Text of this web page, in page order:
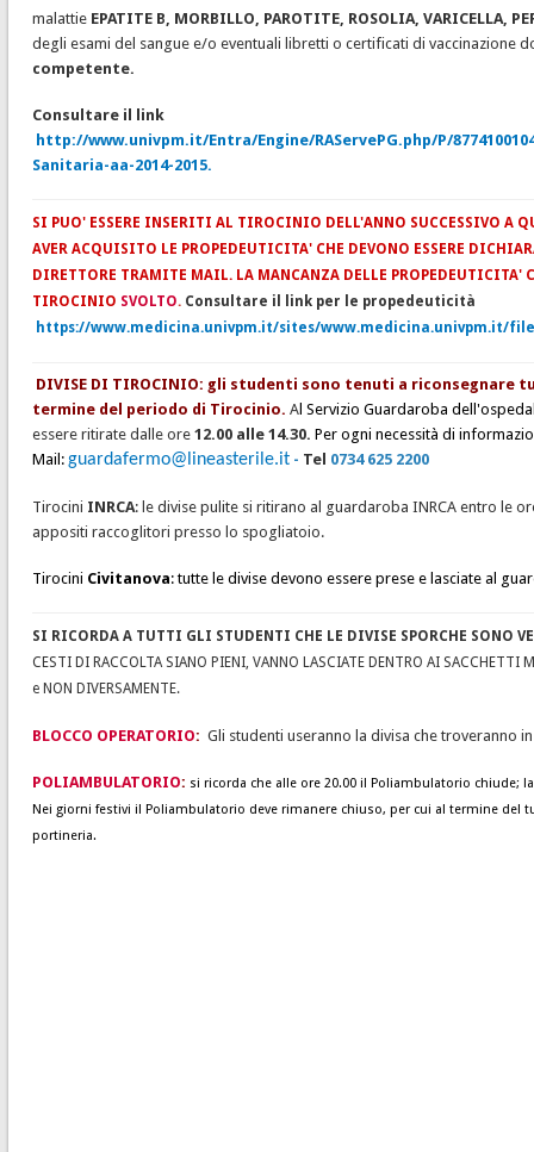
malattie EPATITE B, MORBILLO, PAROTITE, ROSOLIA, VARICELLA,
degli esami del sangue e/o eventuali libretti o certificati di vaccinazione
competente.
Consultare il link
http://www.univpm.it/Entra/Engine/RAServePG.php/P/
Sanitaria-aa-2014-2015.
SI PUO' ESSERE INSERITI AL TIROCINIO DELL'ANNO SUCCESSIVO A
AVER ACQUISITO LE PROPEDEUTICITA' CHE DEVONO ESSERE
DIRETTORE TRAMITE MAIL. LA MANCANZA DELLE PROPEDEUTICITA'
TIROCINIO SVOLTO. Consultare il link per le propedeuticità
https://www.medicina.univpm.it/sites/www.medicina.univpm.it/
DIVISE DI TIROCINIO: gli studenti sono tenuti a riconsegnare
termine del periodo di Tirocinio. Al Servizio Guardaroba
essere ritirate dalle ore12.00 alle 14.30. Per ogni necessità di
Mail: guardafermo@lineasterile.it- Tel 0734 625 2200
Tirocini INRCA: le divise pulite si ritirano al guardaroba INRCA entro le
appositi raccoglitori presso lo spogliatoio.
Tirocini Civitanova: tutte le divise devono essere prese e lasciate al
SI RICORDA A TUTTI GLI STUDENTI CHE LE DIVISE SPORCHE SONO
CESTI DI RACCOLTA SIANO PIENI, VANNO LASCIATE DENTRO AI SACCHETTI
e NON DIVERSAMENTE.
BLOCCO OPERATORIO: Gli studenti useranno la divisa che troveranno
POLIAMBULATORIO: si ricorda che alle ore 20.00 il Poliambulatorio chiude;
Nei giorni festivi il Poliambulatorio deve rimanere chiuso, per cui al termine del
portineria.